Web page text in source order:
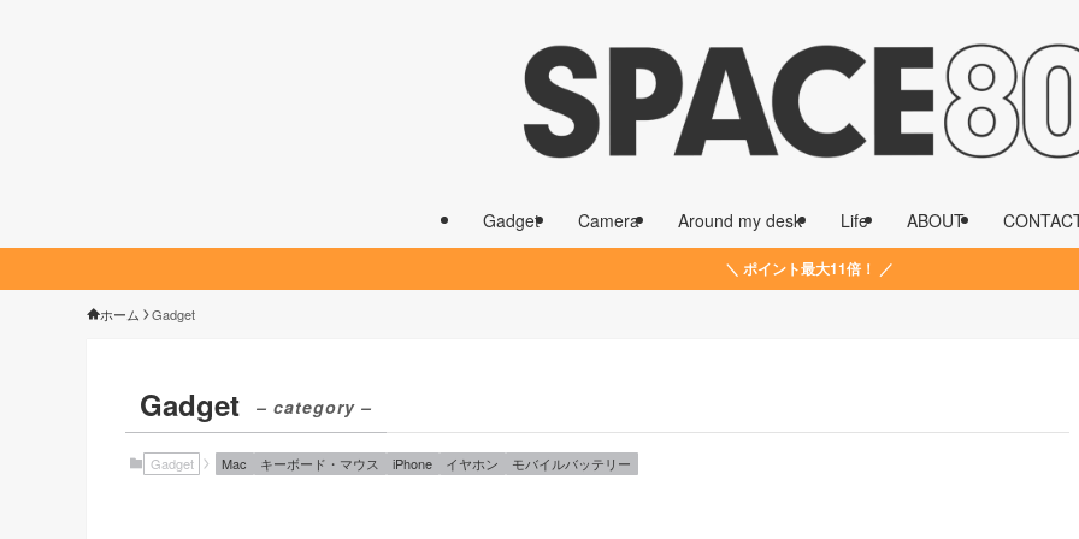
Gadget Camera Around my desk Life ABOUT
＼ ポイント最大11倍！ ／
ホーム Gadget
Gadget – category –
Gadget Mac キーボード・マウス iPhone イヤホン モバイルバッテリー